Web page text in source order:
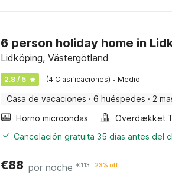
6 person holiday home in
Lidköping, Västergötland
2.8 / 5 (4 Clasificaciones) · Medio
Casa de vacaciones · 6 huéspedes · 2
Horno microondas
Cancelación gratuita 35 días antes del
€88 por noche €113 23% off